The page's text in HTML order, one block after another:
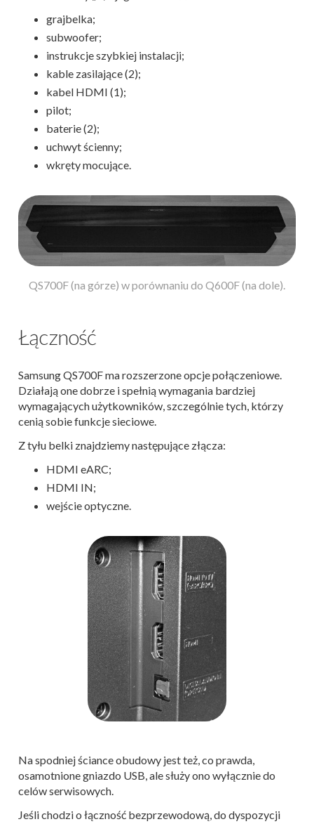
grajbelka;
subwoofer;
instrukcje szybkiej instalacji;
kable zasilające (2);
kabel HDMI (1);
pilot;
baterie (2);
uchwyt ścienny;
wkręty mocujące.
QS700F (na górze) w porównaniu do Q600F (na dole).
Łączność
Samsung QS700F ma rozszerzone opcje połączeniowe.
Działają one dobrze i spełnią wymagania bardziej
wymagających użytkowników, szczególnie tych, którzy
cenią sobie funkcje sieciowe.
Z tyłu belki znajdziemy następujące złącza:
HDMI eARC;
HDMI IN;
wejście optyczne.
Na spodniej ściance obudowy jest też, co prawda,
osamotnione gniazdo USB, ale służy ono wyłącznie do
celów serwisowych.
Jeśli chodzi o łączność bezprzewodową, do dyspozycji